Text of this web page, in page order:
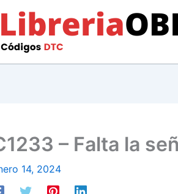
– Falta la
14, 2024